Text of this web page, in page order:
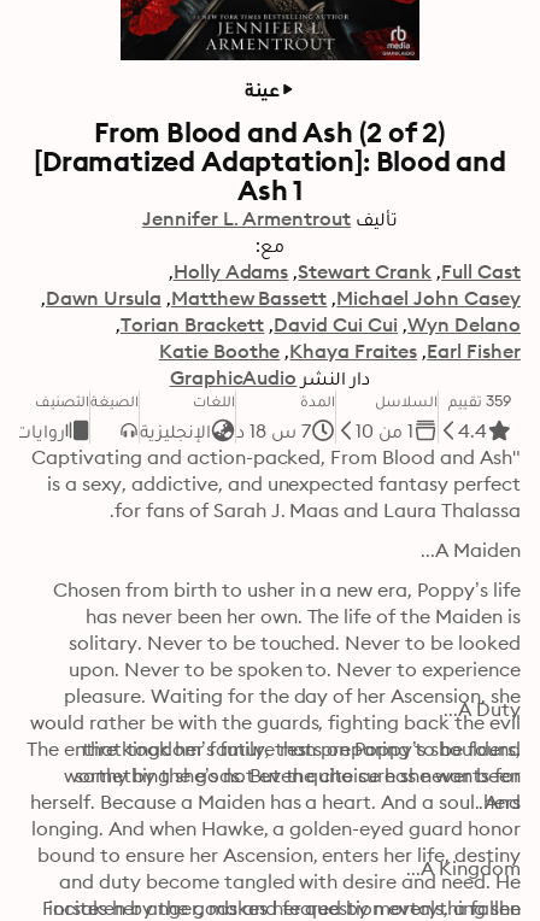
عينة
From Blood and Ash (2 of 2)
[Dramatized Adaptation]: Blood and
Ash 1
تأليف Jennifer L. Armentrout
مع:
Full Cast
Stewart Crank
Holly Adams
Michael John Casey
Matthew Bassett
Dawn Ursula
Wyn Delano
David Cui Cui
Torian Brackett
Earl Fisher
Khaya Fraites
Katie Boothe
دار النشر GraphicAudio
359 تقييم
4.4
السلاسل
1 من 10
المدة
7 س 18 د
اللغات
الإنجليزية
الصيغةالتصنيف
روايات
"Captivating and action-packed, From Blood and Ash
for fans of Sarah J. Maas and Laura Thalassa.
A Maiden...
Chosen from birth to usher in a new era, Poppy’s life
would rather be with the guards, fighting back the evil
that took her family, than preparing to be found
hers.
A Duty...
The entire kingdom’s future rests on Poppy’s shoulders,
something she’s not even quite sure she wants for
incites her anger, makes her question everything she
A Kingdom...